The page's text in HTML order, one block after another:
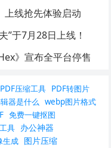
上线抢先体验启动
”于7月28日上线！
》宣布全平台停售
PDF压缩工具 PDF转图片
器是什么 webp图片格式
免费一键抠图
具 办公神器
生成 图片压缩